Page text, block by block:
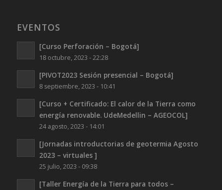
EVENTOS
[Curso Perforación – Bogotá]
18 octubre, 2023 - 22:28
[PIVOT2023 Sesión presencial – Bogotá]
8 septiembre, 2023 - 10:41
[Curso + Certificado: El calor de la Tierra como
energía renovable. UdeMedellin – AGEOCOL]
24 agosto, 2023 - 14:01
[Jornadas introductorias de geotermia Agosto
2023 – virtuales ]
25 julio, 2023 - 09:38
[Taller Energía de la Tierra para todos –